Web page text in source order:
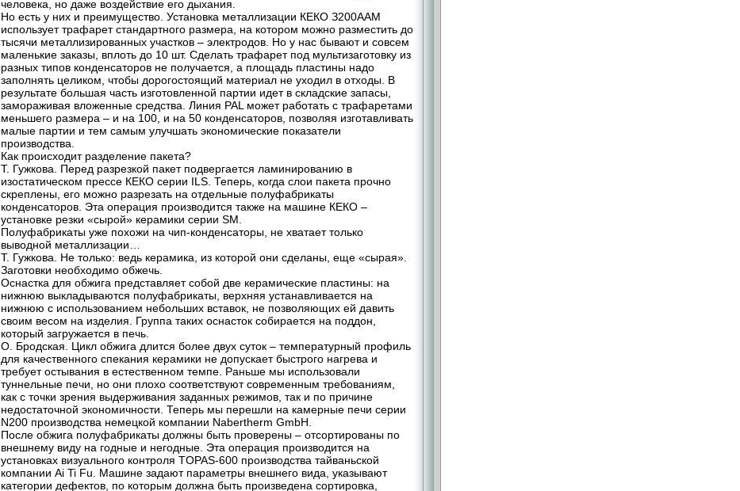
человека, но даже воздействие его дыхания.
Но есть у них и преимущество. Установка металлизации КЕКО З200ААМ
использует трафарет стандартного размера, на котором можно разместить до
тысячи металлизированных участков – электродов. Но у нас бывают и совсем
маленькие заказы, вплоть до 10 шт. Сделать трафарет под мультизаготовку из
разных типов конденсаторов не получается, а площадь пластины надо
заполнять целиком, чтобы дорогостоящий материал не уходил в отходы. В
результате большая часть изготовленной партии идет в складские запасы,
замораживая вложенные средства. Линия PAL может работать с трафаретами
меньшего размера – и на 100, и на 50 конденсаторов, позволяя изготавливать
малые партии и тем самым улучшать экономические показатели
производства.
Как происходит разделение пакета?
Т. Гужкова. Перед разрезкой пакет подвергается ламинированию в
изостатическом прессе КЕКО серии ILS. Теперь, когда слои пакета прочно
скреплены, его можно разрезать на отдельные полуфабрикаты
конденсаторов. Эта операция производится также на машине КЕКО –
установке резки «сырой» керамики серии SM.
Полуфабрикаты уже похожи на чип-конденсаторы, не хватает только
выводной металлизации…
Т. Гужкова. Не только: ведь керамика, из которой они сделаны, еще «сырая».
Заготовки необходимо обжечь.
Оснастка для обжига представляет собой две керамические пластины: на
нижнюю выкладываются полуфабрикаты, верхняя устанавливается на
нижнюю с использованием небольших вставок, не позволяющих ей давить
своим весом на изделия. Группа таких оснасток собирается на поддон,
который загружается в печь.
О. Бродская. Цикл обжига длится более двух суток – температурный профиль
для качественного спекания керамики не допускает быстрого нагрева и
требует остывания в естественном темпе. Раньше мы использовали
туннельные печи, но они плохо соответствуют современным требованиям,
как с точки зрения выдерживания заданных режимов, так и по причине
недостаточной экономичности. Теперь мы перешли на камерные печи серии
N200 производства немецкой компании Nabertherm GmbH.
После обжига полуфабрикаты должны быть проверены – отсортированы по
внешнему виду на годные и негодные. Эта операция производится на
установках визуального контроля TOPAS-600 производства тайваньской
компании Ai Ti Fu. Машине задают параметры внешнего вида, указывают
категории дефектов, по которым должна быть произведена сортировка,